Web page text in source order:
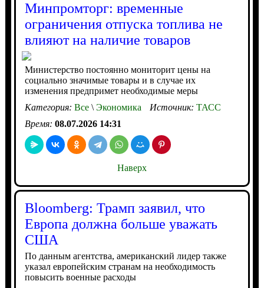
Минпромторг: временные
ограничения отпуска топлива не
влияют на наличие товаров
Министерство постоянно мониторит цены на
социально значимые товары и в случае их
изменения предпримет необходимые меры
Категория: Все\Экономика Источник: ТАСС
Время: 08.07.2026 14:31
Наверх
Bloomberg: Трамп заявил, что
Европа должна больше уважать
США
По данным агентства, американский лидер также
указал европейским странам на необходимость
повысить военные расходы